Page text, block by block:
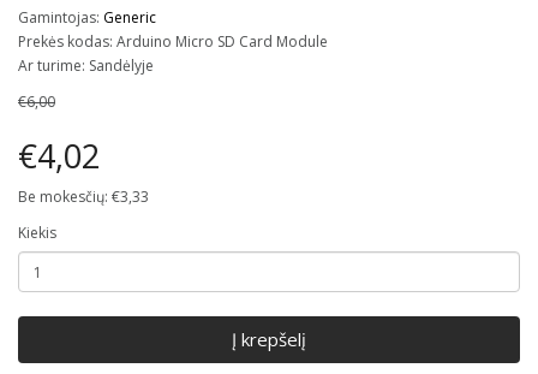
Gamintojas: Generic
Prekės kodas: Arduino Micro SD Card Module
Ar turime: Sandėlyje
€6,00
€4,02
Be mokesčių: €3,33
Kiekis
Į krepšelį